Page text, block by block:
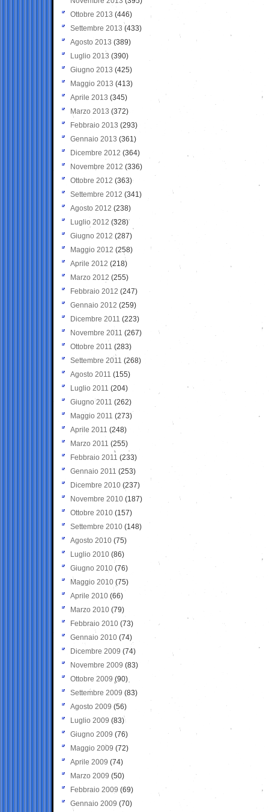
Ottobre 2013 (446)
Settembre 2013 (433)
Agosto 2013 (389)
Luglio 2013 (390)
Giugno 2013 (425)
Maggio 2013 (413)
Aprile 2013 (345)
Marzo 2013 (372)
Febbraio 2013 (293)
Gennaio 2013 (361)
Dicembre 2012 (364)
Novembre 2012 (336)
Ottobre 2012 (363)
Settembre 2012 (341)
Agosto 2012 (238)
Luglio 2012 (328)
Giugno 2012 (287)
Maggio 2012 (258)
Aprile 2012 (218)
Marzo 2012 (255)
Febbraio 2012 (247)
Gennaio 2012 (259)
Dicembre 2011 (223)
Novembre 2011 (267)
Ottobre 2011 (283)
Settembre 2011 (268)
Agosto 2011 (155)
Luglio 2011 (204)
Giugno 2011 (262)
Maggio 2011 (273)
Aprile 2011 (248)
Marzo 2011 (255)
Febbraio 2011 (233)
Gennaio 2011 (253)
Dicembre 2010 (237)
Novembre 2010 (187)
Ottobre 2010 (157)
Settembre 2010 (148)
Agosto 2010 (75)
Luglio 2010 (86)
Giugno 2010 (76)
Maggio 2010 (75)
Aprile 2010 (66)
Marzo 2010 (79)
Febbraio 2010 (73)
Gennaio 2010 (74)
Dicembre 2009 (74)
Novembre 2009 (83)
Ottobre 2009 (90)
Settembre 2009 (83)
Agosto 2009 (56)
Luglio 2009 (83)
Giugno 2009 (76)
Maggio 2009 (72)
Aprile 2009 (74)
Marzo 2009 (50)
Febbraio 2009 (69)
Gennaio 2009 (70)